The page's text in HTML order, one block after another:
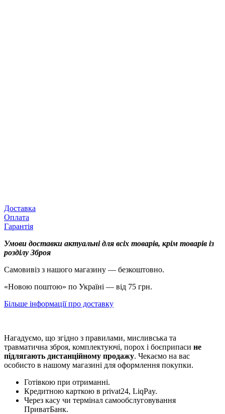
Доставка
Оплата
Гарантія
Умови доставки актуальні для всіх товарів, крім товарів із
розділу Зброя
Самовивіз з нашого магазину — безкоштовно.
«Новою поштою» по Україні — від 75 грн.
Більше інформації про доставку
Нагадуємо, що згідно з правилами, мисливська та
травматична зброя, комплектуючі, порох і боєприпаси не
підлягають дистанційному продажу. Чекаємо на вас
особисто в нашому магазині для оформлення покупки.
Готівкою при отриманні.
Кредитною карткою в privat24, LiqPay.
Через касу чи термінал самообслуговування
ПриватБанк.